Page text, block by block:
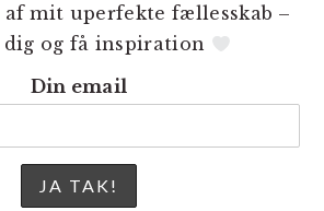
mit uperfekte fællesskab –
og få inspiration
Din email